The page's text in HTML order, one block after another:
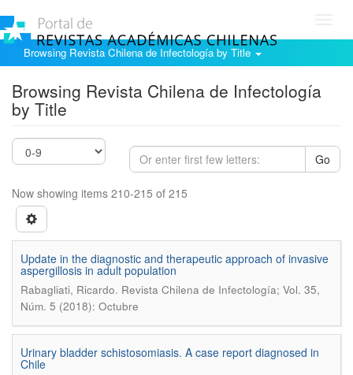
Browsing Revista Chilena de Infectología by Title
Browsing Revista Chilena de Infectología
by Title
Go
Now showing items 210-215 of 215
Update in the diagnostic and therapeutic approach of invasive
aspergillosis in adult population
Rabagliati, Ricardo. Revista Chilena de Infectología; Vol. 35,
Núm. 5 (2018): Octubre
Urinary bladder schistosomiasis. A case report diagnosed in
Chile